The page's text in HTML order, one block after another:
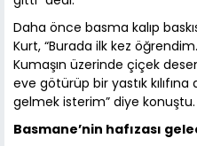
Daha önce basma kalıp
Kurt, “Burada ilk kez
Kumaşın üzerinde çiçek
eve götürüp bir yastık
gelmek isterim” diye konuştu.
Basmane’nin hafızası